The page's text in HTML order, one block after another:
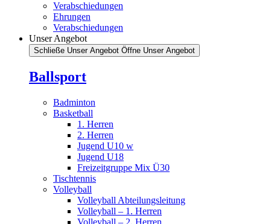
Verabschiedungen
Ehrungen
Verabschiedungen
Unser Angebot
Schließe Unser Angebot Öffne Unser Angebot
Ballsport
Badminton
Basketball
1. Herren
2. Herren
Jugend U10 w
Jugend U18
Freizeitgruppe Mix Ü30
Tischtennis
Volleyball
Volleyball Abteilungsleitung
Volleyball – 1. Herren
Volleyball – 2. Herren